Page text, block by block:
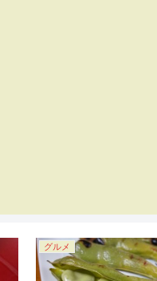
グルメ